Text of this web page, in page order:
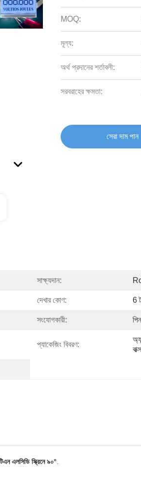
MOQ:
মূল্য:
অর্থ প্রদানের শর্তাবলী:
সরবরাহের ক্ষমতা:
সেরা দাম পান
সাক্ষ্যদান:
দেখার কোণ: 6
সংযোগকারী: পিন
প্যাকেজিং বিবরণ:
বাক্স
টিএন এলসিডি স্ক্রিনে ৯০°